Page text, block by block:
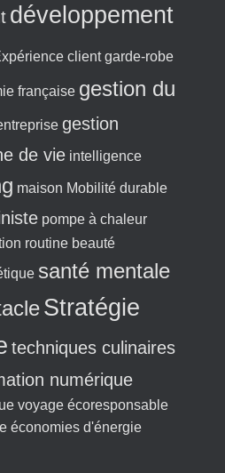
développement
client garde-robe
française gestion du
gestion
de vie intelligence
maison Mobilité durable
pompe à chaleur
routine beauté
santé mentale
Stratégie
techniques culinaires
numérique
voyage écoresponsable
économies d'énergie